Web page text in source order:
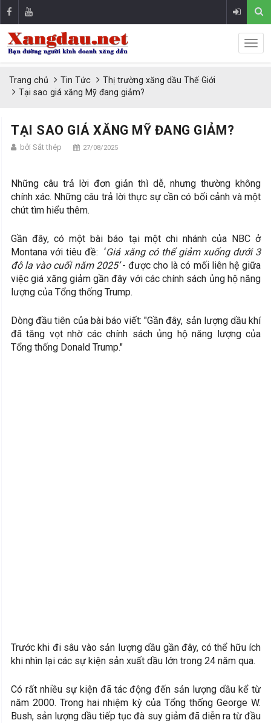
Trang chủ Tin Tức
Thị trường xăng dầu Thế Giới
Tại sao giá xăng Mỹ đang giảm?
TẠI SAO GIÁ XĂNG MỸ ĐANG GIẢM?
bởi Sắt thép 27/08/2025
Những câu trả lời đơn giản thì dễ, nhưng thường không
chính xác. Những câu trả lời thực sự cần có bối cảnh và một
chút tìm hiểu thêm.
Gần đây, có một bài báo tại một chi nhánh của NBC ở
Montana với tiêu đề: ‘Giá xăng có thể giảm xuống dưới 3
đô la vào cuối năm 2025’- được cho là có mối liên hệ giữa
việc giá xăng giảm gần đây với các chính sách ủng hộ năng
lượng của Tổng thống Trump.
Dòng đầu tiên của bài báo viết: "Gần đây, sản lượng dầu khí
đã tăng vọt nhờ các chính sách ủng hộ năng lượng của
Tổng thống Donald Trump."
Trước khi đi sâu vào sản lượng dầu gần đây, có thể hữu ích
khi nhìn lại các sự kiện sản xuất dầu lớn trong 24 năm qua.
Có rất nhiều sự kiện đã tác động đến sản lượng dầu kể từ
năm 2000. Trong hai nhiệm kỳ của Tổng thống George W.
Bush, sản lượng dầu tiếp tục đà suy giảm đã diễn ra từ đầu